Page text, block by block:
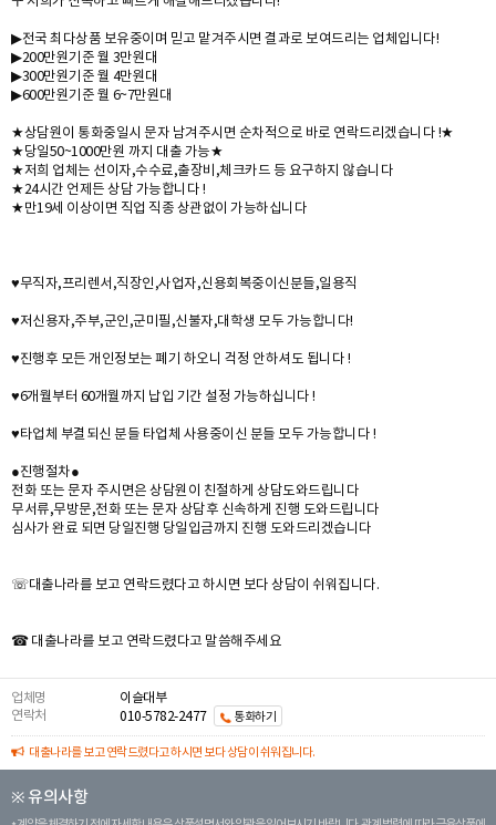
▶전국 최다상품 보유중이며 믿고 맡겨주시면 결과로 보여드리는 업체입니다!
▶200만원기준 월 3만원대
▶300만원기준 월 4만원대
▶600만원기준 월 6~7만원대
★상담원이 통화중일시 문자 남겨주시면 순차적으로 바로 연락드리겠습니다 !★
★당일50~1000만원 까지 대출 가능★
★저희 업체는 선이자,수수료,출장비,체크카드 등 요구하지 않습니다
★24시간 언제든 상담 가능합니다 !
★만19세 이상이면 직업 직종 상관없이 가능하십니다
♥무직자,프리렌서,직장인,사업자,신용회복중이신분들,일용직
♥저신용자,주부,군인,군미필,신불자,대학생 모두 가능합니다!
♥진행후 모든 개인정보는 폐기 하오니 걱정 안하셔도 됩니다 !
♥6개월부터 60개월까지 납입 기간 설정 가능하십니다 !
♥타업체 부결되신 분들 타업체 사용중이신 분들 모두 가능합니다 !
●진행절차●
전화 또는 문자 주시면은 상담원이 친절하게 상담도와드립니다
무서류,무방문,전화 또는 문자 상담후 신속하게 진행 도와드립니다
심사가 완료 되면 당일진행 당일입금까지 진행 도와드리겠습니다
☏대출나라를 보고 연락드렸다고 하시면 보다 상담이 쉬워집니다.
☎ 대출나라를 보고 연락드렸다고 말씀해주세요
업체명
이슬대부
연락처
010-5782-2477 통화하기
대출나라를 보고 연락드렸다고 하시면 보다 상담이 쉬워집니다.
※ 유의사항